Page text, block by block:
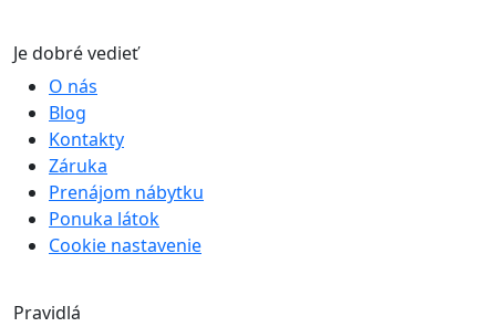
Je dobré vedieť
O nás
Blog
Kontakty
Záruka
Prenájom nábytku
Ponuka látok
Cookie nastavenie
Pravidlá